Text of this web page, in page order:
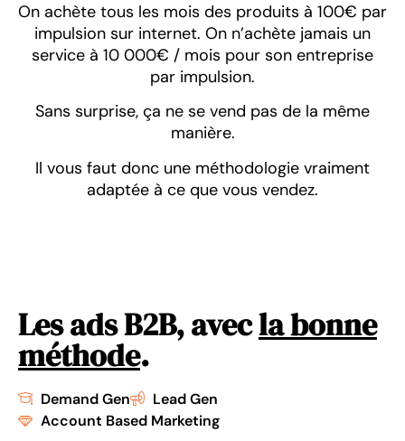
On achète tous les mois des produits à 100€ par
impulsion sur internet. On n’achète jamais un
service à 10 000€ / mois pour son entreprise
par impulsion.
Sans surprise, ça ne se vend pas de la même
manière.
Il vous faut donc une méthodologie vraiment
adaptée à ce que vous vendez.
Les ads B2B, avecla bonne
méthode​.
Demand Gen
Lead Gen
Account Based Marketing